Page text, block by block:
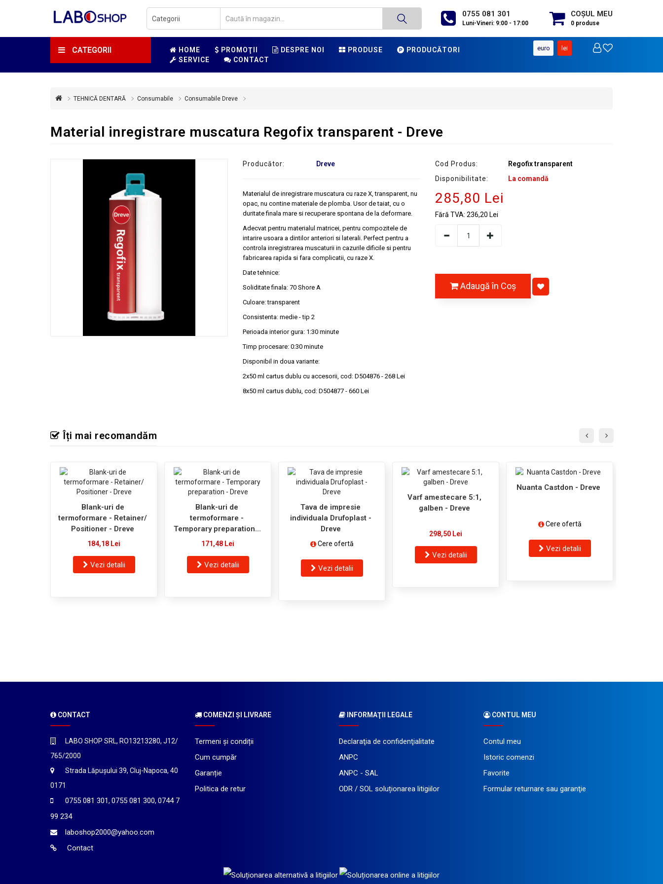
0755 081 301
Luni-Vineri: 9:00 - 17:00
COŞUL MEU
0produse
CATEGORII HOME PROMOŢII DESPRE NOI PRODUSE
PRODUCĂTORI
SERVICE
CONTACT
euro lei
TEHNICĂ DENTARĂ Consumabile Consumabile Dreve
Material inregistrare muscatura Regofix transparent - Dreve
Producător: Dreve
Materialul de inregistrare muscatura cu raze X, transparent, nu
opac, nu contine materiale de plomba. Usor de taiat, cu o
duritate finala mare si recuperare spontana de la deformare.
Adecvat pentru materialul matricei, pentru compozitele de
intarire usoara a dintilor anteriori si laterali. Perfect pentru a
controla inregistrarea muscaturii in cazurile dificile si pentru
fabricarea rapida si fara complicatii, cu raze X.
Date tehnice:
Soliditate finala: 70 Shore A
Culoare: transparent
Consistenta: medie - tip 2
Perioada interior gura: 1:30 minute
Timp procesare: 0:30 minute
Disponibil in doua variante:
2x50 ml cartus dublu cu accesorii, cod: D504876 - 268 Lei
8x50 ml cartus dublu, cod: D504877 - 660 Lei
Cod Produs:
Regofix transparent
Disponibilitate:
La comandă
285,80 Lei
Fără TVA: 236,20 Lei
Adaugă în Coş
Îți mai recomandăm
Blank-uri de
termoformare - Retainer/
Positioner - Dreve
184,18 Lei
Vezi detalii
Blank-uri de
termoformare -
Temporary preparation -
Dreve
171,48 Lei
Vezi detalii
Tava de impresie
individuala Drufoplast -
Dreve
Cere ofertă
Vezi detalii
Varf amestecare 5:1,
galben - Dreve
298,50 Lei
Vezi detalii
Nuanta Castdon - Dreve
Cere ofertă
Vezi detalii
CONTACT
LABO SHOP SRL, RO13213280, J12/
765/2000
Strada Lăpușului 39, Cluj-Napoca, 40
0171
0755 081 301, 0755 081 300, 0744 7
99 234
laboshop2000@yahoo.com
Contact
COMENZI ŞI LIVRARE
Termeni și condiții
Cum cumpăr
Garanție
Politica de retur
INFORMAŢII LEGALE
Declaraţia de confidenţialitate
ANPC
ANPC - SAL
ODR / SOL soluționarea litigiilor
CONTUL MEU
Contul meu
Istoric comenzi
Favorite
Formular returnare sau garanţie